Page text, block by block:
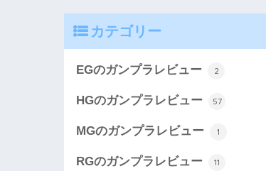
カテゴリー
EGのガンプラレビュー 2
HGのガンプラレビュー 57
MGのガンプラレビュー 1
RGのガンプラレビュー 11